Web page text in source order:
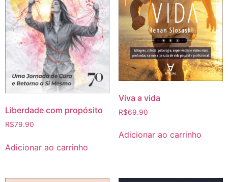
Liberdade com propósito
R$79.90
Adicionar ao carrinho
Viva a vida
R$69.90
Adicionar ao carrinho